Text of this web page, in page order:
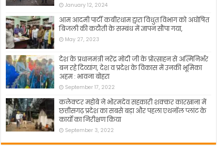
January 12, 2024
आम आदमी पार्टी कबीरधाम द्वारा विधुत विभाग को अघोषित
बिजली की कटौती के सम्बंध में ज्ञापन सौंपा गया,
May 27, 2023
देश के प्रधानमंत्री नरेंद्र मोदी जी के प्रोत्साहन से अत्मिनिर्भर
बन रहे दिव्यांग, देश व प्रदेश के विकास में उनकी भूमिका
अहम : भावना बोहरा
September 17, 2022
कलेक्टर महोबे ने भोरमदेव सहकारी शक्कर कारखाना में
छत्तीसगढ़ प्रदेश का सबसे बड़ा और पहला एथनॉल प्लांट के
कार्यो का निरीक्षण किया
September 3, 2022